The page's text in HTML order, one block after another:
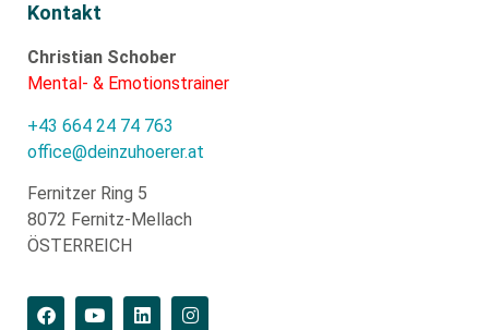
Kontakt
Christian Schober
Mental- & Emotionstrainer
+43 664 24 74 763
office@deinzuhoerer.at
Fernitzer Ring 5
8072 Fernitz-Mellach
ÖSTERREICH